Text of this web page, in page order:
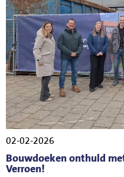
02-02-2026
Bouwdoeken onthuld
Verroen!